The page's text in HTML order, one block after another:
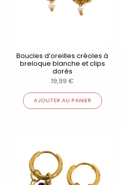
Boucles d’oreilles créoles à
breloque blanche et clips
dorés
19,99 €
AJOUTER AU PANIER